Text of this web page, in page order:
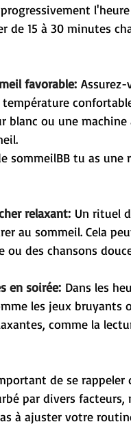
de 15 à 30 minutes
favorable:
blanc ou une
sommeilBB tu as une
relaxant: Un rituel
au sommeil. Cela
ou des chansons
en soirée: Dans les
les jeux bruyants
comme la
de se rappeler
par divers facteurs,
à ajuster votre